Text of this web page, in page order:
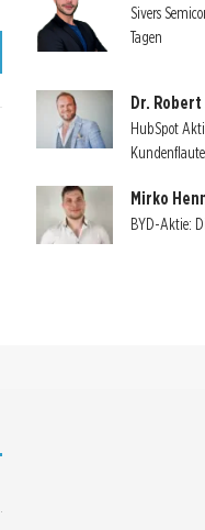
Sivers
Tagen
Dr.
HubSpot
Kundenflaute
Mirko
BYD-Aktie: